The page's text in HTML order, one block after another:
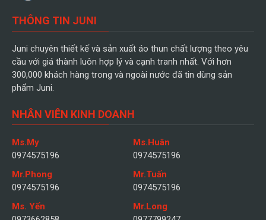
THÔNG TIN JUNI
Juni chuyên thiết kế và sản xuất áo thun chất lượng theo yêu
cầu với giá thành luôn hợp lý và cạnh tranh nhất. Với hơn
300,000 khách hàng trong và ngoài nước đã tin dùng sản
phẩm Juni.
NHÂN VIÊN KINH DOANH
Ms.My
0974575196
Ms.Huân
0974575196
Mr.Phong
0974575196
Mr.Tuấn
0974575196
Ms. Yến
Mr.Long